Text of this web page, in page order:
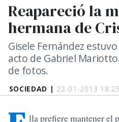
SOCIEDAD | 22-01-2013 18:25
Reapareció la
hermana de
Gisele Fernández
acto de Gabriel
de fotos.
lla prefiere mantener el